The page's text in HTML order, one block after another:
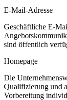
E-Mail-Adresse
Geschäftliche E-
sind öffentlich
Homepage
Die
Qualifizierung und
Vorbereitung